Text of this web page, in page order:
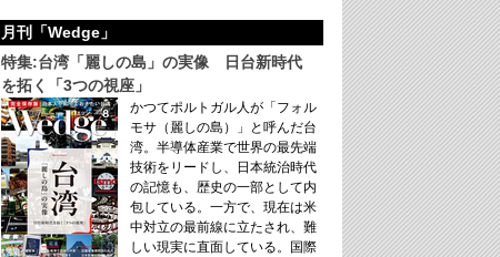
月刊「Wedge」
特集:台湾「麗しの島」の実像 日台新時代
を拓く「3つの視座」
かつてポルトガル人が「フォル
モサ（麗しの島）」と呼んだ台
湾。半導体産業で世界の最先端
技術をリードし、日本統治時代
の記憶も、歴史の一部として内
包している。一方で、現在は米
中対立の最前線に立たされ、難
しい現実に直面している。国際